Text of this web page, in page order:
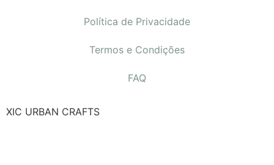
Política de Privacidade
Termos e Condições
FAQ
XIC URBAN CRAFTS